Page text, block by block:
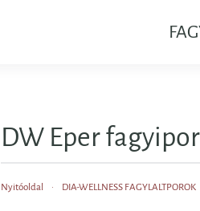
DW Eper
Nyitóoldal DIA-WELLNESS FAGYLALTPOROK